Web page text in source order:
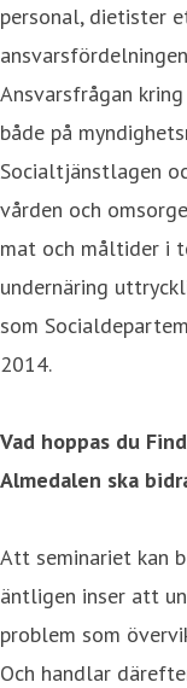
personal, dietister
Ansvarsfrågan
både på
Socialtjänstlagen
vården och
mat och måltider i
undernäring
som
2014.
Vad hoppas du
Almedalen ska
Att seminariet kan
äntligen inser att
problem som
Och handlar